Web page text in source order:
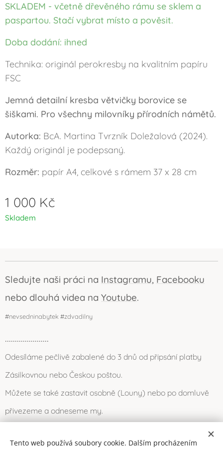
SKLADEM - včetně dřevěného rámu se sklem a
paspartou. Stačí vybrat místo a pověsit.
Doba dodání: ihned
Technika: originál perokresby na kvalitním papíru
FSC
Jemná detailní kresba větvičky borovice se
šiškami. Pro všechny milovníky přírodních námětů.
Autorka: BcA. Martina Tvrzník Doležalová (2024).
Každý originál je podepsaný.
Rozměr: papír A4, celkové s rámem 37 x 28 cm
1 000 Kč
Skladem
Sledujte naši práci na Instagramu, Facebooku
nebo dlouhá videa na Youtube.
#nevsedninabytek #zdvadilny
......................
Odesíláme pečlivě zabalené do 3 dnů od připsání platby
Zásilkovnou nebo Českou poštou.
Můžete se také zastavit osobně (Louny) nebo po domluvě
přivezeme a odneseme my.
2016-2026 © Dvadílna (všechna práva vyhrazena) Cookies
Tento web používá soubory cookie. Dalším procházením